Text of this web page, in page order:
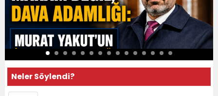
Neler Söylendi?